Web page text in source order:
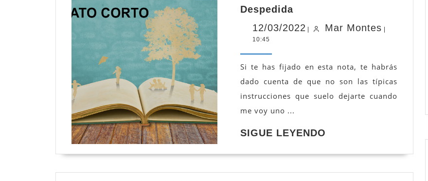
Despedida
12/03/2022 12/03/2022
Mar Montes Mar
10:45
Si te has fijado en esta nota, te habrás
dado cuenta de que no son las típicas
instrucciones que suelo dejarte cuando
me voy uno ...
SIGUE LEYENDO